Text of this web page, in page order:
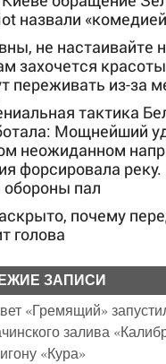
назвали
не настаивайте
захочется
переживать из-за
тактика
Мощнейший
неожиданном
форсировала
обороны пал
почему
голова
ЗАПИСИ
«Гремящий»
залива
«Кура»